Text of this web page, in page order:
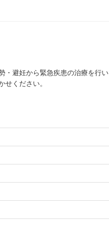
・避妊から緊急疾患の治療を行い
せください。